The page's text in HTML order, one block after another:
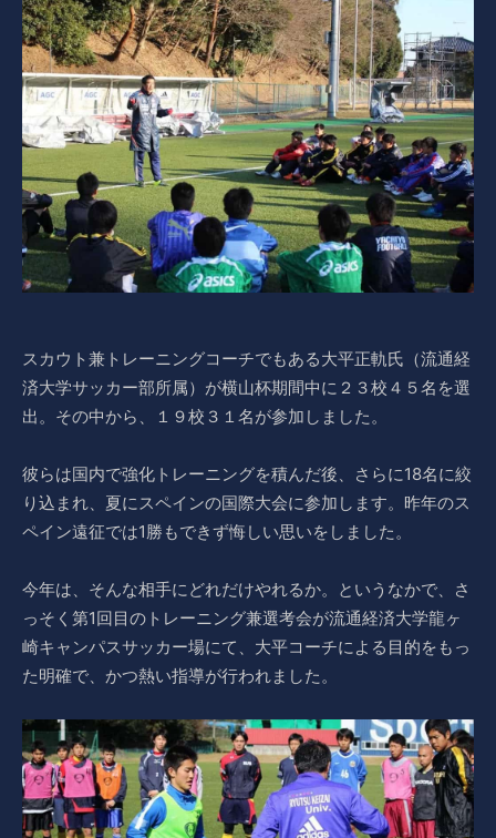
スカウト兼トレーニングコーチでもある大平正軌氏（流通経
済大学サッカー部所属）が横山杯期間中に２３校４５名を選
出。その中から、１９校３１名が参加しました。
彼らは国内で強化トレーニングを積んだ後、さらに18名に絞
り込まれ、夏にスペインの国際大会に参加します。昨年のス
ペイン遠征では1勝もできず悔しい思いをしました。
今年は、そんな相手にどれだけやれるか。というなかで、さ
っそく第1回目のトレーニング兼選考会が流通経済大学龍ヶ
崎キャンパスサッカー場にて、大平コーチによる目的をもっ
た明確で、かつ熱い指導が行われました。